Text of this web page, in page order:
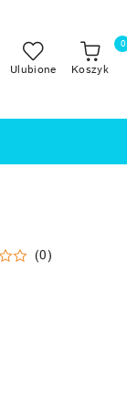
Ulubione Koszyk
0
(0)